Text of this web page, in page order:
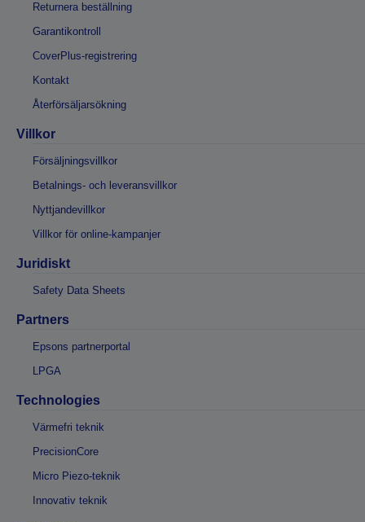
Returnera beställning
Garantikontroll
CoverPlus-registrering
Kontakt
Återförsäljarsökning
Villkor
Försäljningsvillkor
Betalnings- och leveransvillkor
Nyttjandevillkor
Villkor för online-kampanjer
Juridiskt
Safety Data Sheets
Partners
Epsons partnerportal
LPGA
Technologies
Värmefri teknik
PrecisionCore
Micro Piezo-teknik
Innovativ teknik